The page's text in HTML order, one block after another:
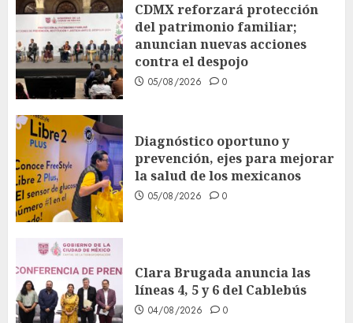
CDMX reforzará protección
del patrimonio familiar;
anuncian nuevas acciones
contra el despojo
05/08/2026 0
Diagnóstico oportuno y
prevención, ejes para mejorar
la salud de los mexicanos
05/08/2026 0
Clara Brugada anuncia las
líneas 4, 5 y 6 del Cablebús
04/08/2026 0